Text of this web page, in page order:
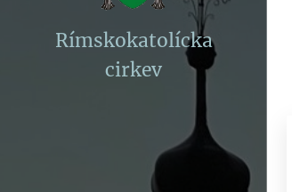
Rímskokatolícka
cirkev